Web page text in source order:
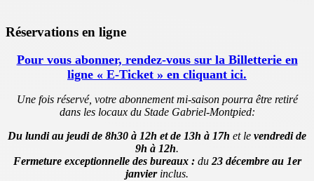
Réservations en ligne
Pour vous abonner, rendez-vous sur la Billetterie en
ligne « E-Ticket » en cliquant ici.
Une fois réservé, votre abonnement mi-saison pourra être retiré
dans les locaux du Stade Gabriel-Montpied:
Du lundi au jeudi de 8h30 à 12h et de 13h à 17h et le vendredi de
9h à 12h.
Fermeture exceptionnelle des bureaux :du 23 décembre au 1er
janvierinclus.